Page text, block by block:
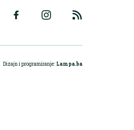
Dizajn i programiranje: Lampa.ba